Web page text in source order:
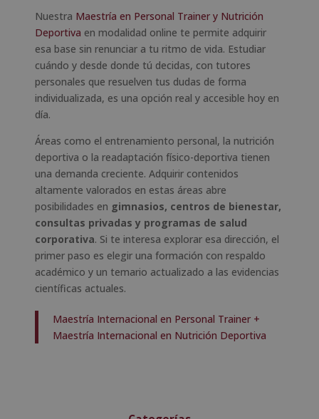
Nuestra Maestría en Personal Trainer y Nutrición
Deportiva en modalidad online te permite adquirir
esa base sin renunciar a tu ritmo de vida. Estudiar
cuándo y desde donde tú decidas, con tutores
personales que resuelven tus dudas de forma
individualizada, es una opción real y accesible hoy en
día.
Áreas como el entrenamiento personal, la nutrición
deportiva o la readaptación físico-deportiva tienen
una demanda creciente. Adquirir contenidos
altamente valorados en estas áreas abre
posibilidades en gimnasios, centros de bienestar,
consultas privadas y programas de salud
corporativa. Si te interesa explorar esa dirección, el
primer paso es elegir una formación con respaldo
académico y un temario actualizado a las evidencias
científicas actuales.
Maestría Internacional en Personal Trainer +
Maestría Internacional en Nutrición Deportiva